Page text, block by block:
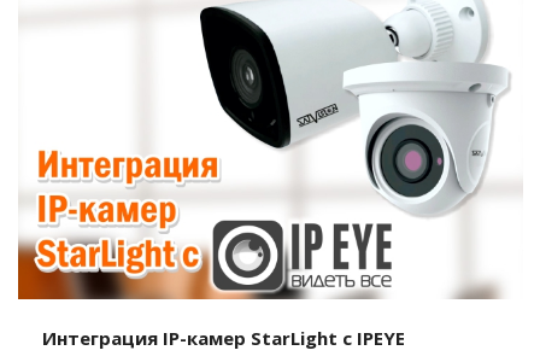
Интеграция IP-камер StarLight c IPEYE